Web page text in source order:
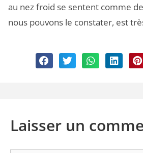
au nez froid se sentent comme
nous pouvons le constater, est
Laisser un